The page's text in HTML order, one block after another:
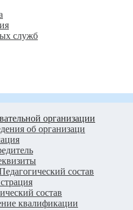
служб
организации
об организаци
состав
состав
квалификации